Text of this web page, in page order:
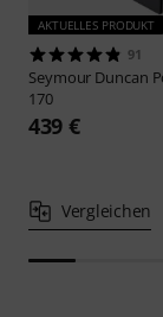
AKTUELLES PRODUKT
91
Seymour Duncan
170
439 €
Vergleichen